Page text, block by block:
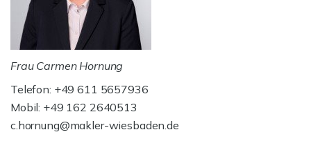
Frau Carmen Hornung
Telefon: +49 611 5657936
Mobil: +49 162 2640513
c.hornung@makler-wiesbaden.de